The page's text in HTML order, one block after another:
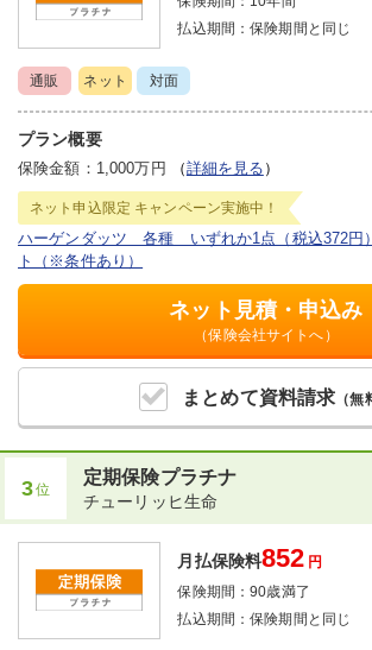
まとめて資料請求 （無
ネット見積・申込み
（保険会社サイトへ）
払込期間：保険期間と同じ
通販 ネット 対面
プラン概要
保険金額：1,000万円 （詳細を見る ）
ネット申込限定 キャンペーン実施中！
ハーゲンダッツ 各種 いずれか1点（税込372円
ト（※条件あり）
3位
定期保険プラチナ
チューリッヒ生命
月払保険料852 円
保険期間：90歳満了
払込期間：保険期間と同じ